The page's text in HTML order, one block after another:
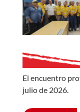
El encuentro
julio de 2026.